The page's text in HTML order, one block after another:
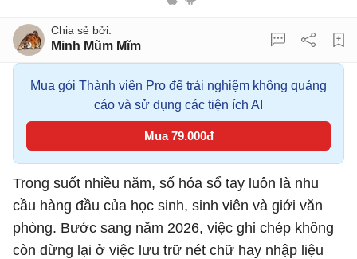
Minh Mũm Mĩm
Mua gói Thành viên Pro để trải nghiệm không quảng
cáo và sử dụng các tiện ích AI
Mua 79.000đ
Trong suốt nhiều năm, số hóa sổ tay luôn là nhu
cầu hàng đầu của học sinh, sinh viên và giới văn
phòng. Bước sang năm 2026, việc ghi chép không
còn dừng lại ở việc lưu trữ nét chữ hay nhập liệu